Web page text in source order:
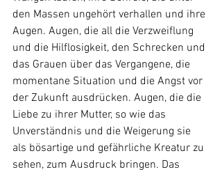
den Massen ungehört verhallen und ihre
Augen. Augen, die all die Verzweiflung
und die Hilflosigkeit, den Schrecken und
das Grauen über das Vergangene, die
momentane Situation und die Angst vor
der Zukunft ausdrücken. Augen, die die
Liebe zu ihrer Mutter, so wie das
Unverständnis und die Weigerung sie
als bösartige und gefährliche Kreatur zu
sehen, zum Ausdruck bringen. Das